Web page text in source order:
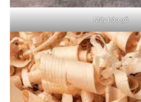
Máy bào gỗ